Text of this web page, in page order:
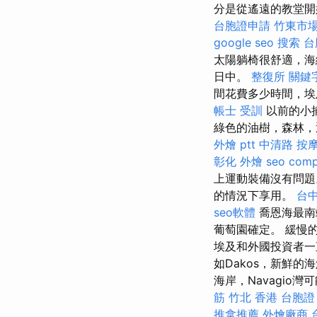
分是從遙遠的教堂
台胞證申請 竹東市
google seo 搜索
太陽躺椅很舒適，
日中。 整復所 關鍵
間花費多少時間，
帳士 受訓 以前的
綠色的油樹，森林
外燴 ptt 中清路 按
彰化 外燴 seo
上運動裝備沒有問
的情況下享用。 台
seo軟體 喬恩海最
葡萄園確定。 緩慢
埃及和外國投資者
如Dakos，新鮮的
海岸，Navagio灣
筋 竹北 香港 台胞證
推拿推薦 外燴廠商